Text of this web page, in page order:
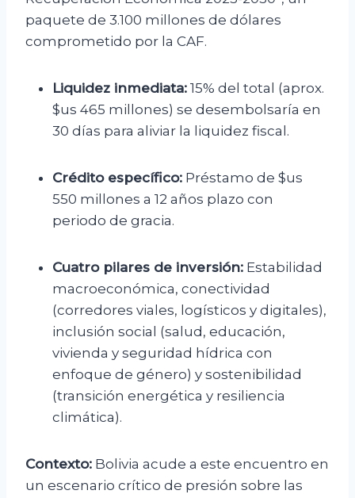
paquete de 3.100 millones de dólares
comprometido por la CAF.
Liquidez inmediata: 15% del total (aprox.
$us 465 millones) se desembolsaría en
30 días para aliviar la liquidez fiscal.
Crédito específico: Préstamo de $us
550 millones a 12 años plazo con
periodo de gracia.
Cuatro pilares de inversión: Estabilidad
macroeconómica, conectividad
(corredores viales, logísticos y digitales),
inclusión social (salud, educación,
vivienda y seguridad hídrica con
enfoque de género) y sostenibilidad
(transición energética y resiliencia
climática).
Contexto: Bolivia acude a este encuentro en
un escenario crítico de presión sobre las